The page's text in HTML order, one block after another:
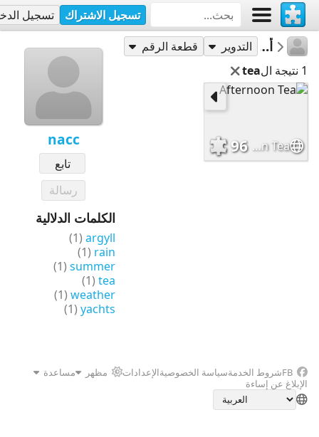
تسجيل الاشتراك تسجيل
nacc
تابع
رسالة
الكلمات الدلالية
argyll
(1)
rain
(1)
summer
(1)
tea
(1)
weather
(1)
yachts
(1)
nacc
أحاجي التدوير
قطعة الرقم
1 نتيجة ال
tea
Afternoon Tea
96
FBشروط الخدمةسياسة الخصوصيةالإعدادات مظهر
مساعدة
الإبلاغ عن إساءة